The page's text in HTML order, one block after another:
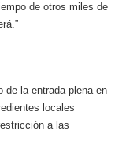
de otros miles de
de la entrada plena en
locales
a las